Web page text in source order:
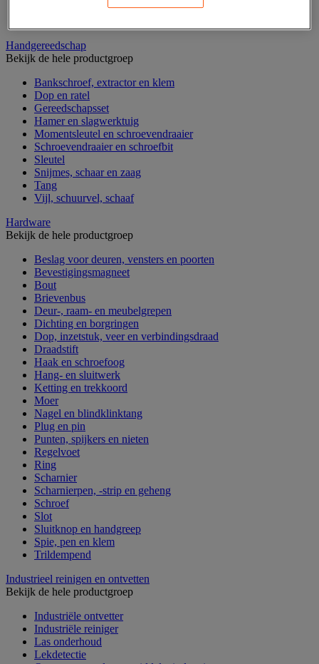
Gereedschapskoffer en versterkte kist
Handgereedschap
Bekijk de hele productgroep
Bankschroef, extractor en klem
Dop en ratel
Gereedschapsset
Hamer en slagwerktuig
Momentsleutel en schroevendraaier
Schroevendraaier en schroefbit
Sleutel
Snijmes, schaar en zaag
Tang
Vijl, schuurvel, schaaf
Hardware
Bekijk de hele productgroep
Beslag voor deuren, vensters en poorten
Bevestigingsmagneet
Bout
Brievenbus
Deur-, raam- en meubelgrepen
Dichting en borgringen
Dop, inzetstuk, veer en verbindingsdraad
Draadstift
Haak en schroefoog
Hang- en sluitwerk
Ketting en trekkoord
Moer
Nagel en blindklinktang
Plug en pin
Punten, spijkers en nieten
Regelvoet
Ring
Scharnier
Scharnierpen, -strip en geheng
Schroef
Slot
Sluitknop en handgreep
Spie, pen en klem
Trildempend
Industrieel reinigen en ontvetten
Bekijk de hele productgroep
Industriële ontvetter
Industriële reiniger
Las onderhoud
Lekdetectie